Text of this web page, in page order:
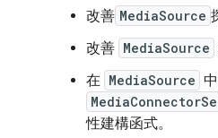
改善 MediaSource
改善 MediaSource
在 MediaSource
性建構函式。